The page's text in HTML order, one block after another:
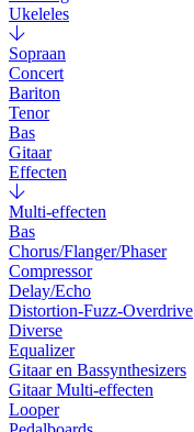
Ukeleles
Sopraan
Concert
Bariton
Tenor
Bas
Gitaar
Effecten
Multi-effecten
Bas
Chorus/Flanger/Phaser
Compressor
Delay/Echo
Distortion-Fuzz-Overdrive
Diverse
Equalizer
Gitaar en Bassynthesizers
Gitaar Multi-effecten
Looper